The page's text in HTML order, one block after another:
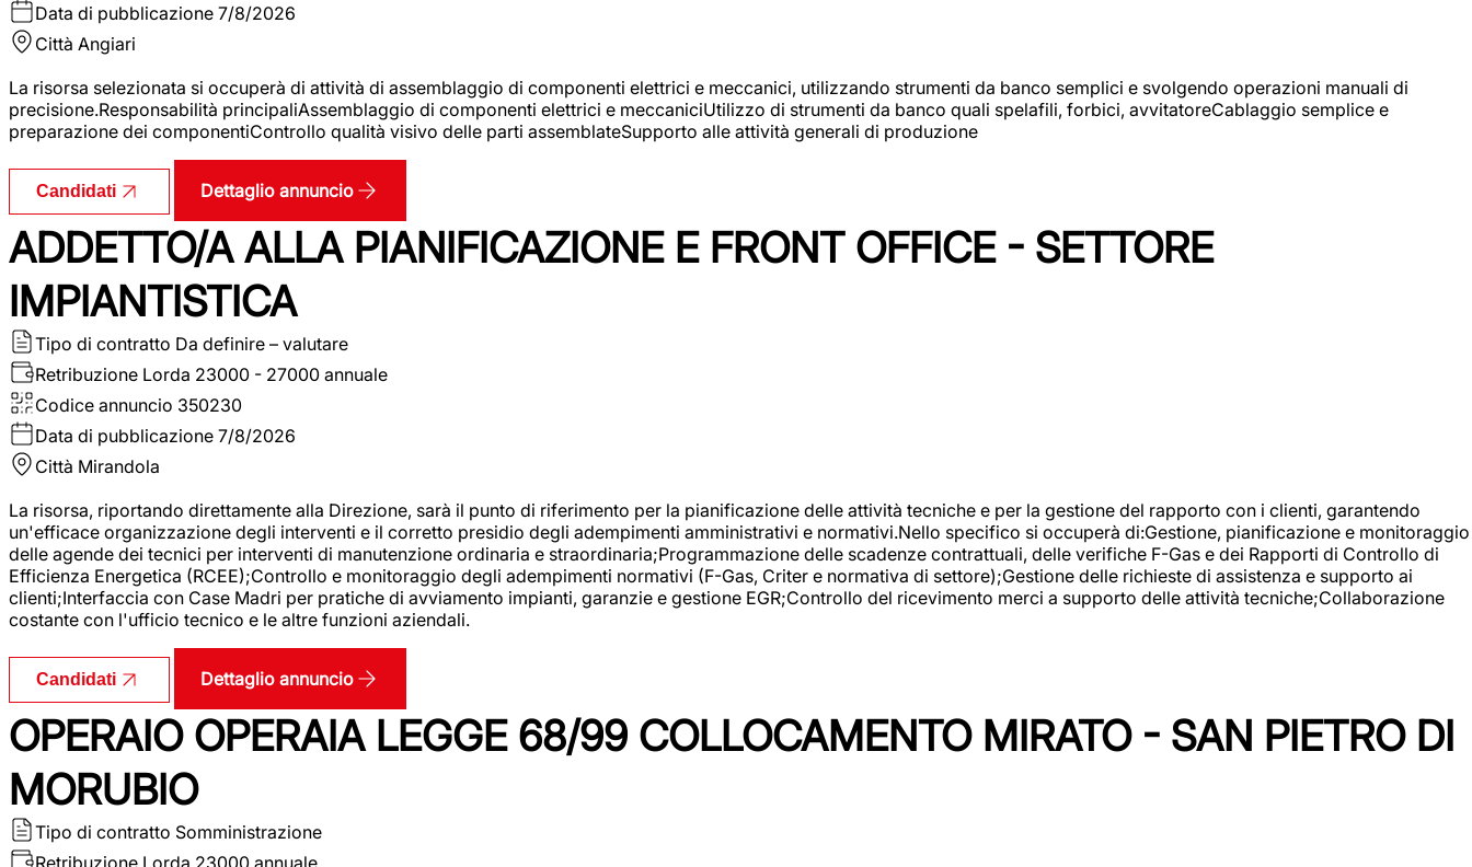
Data di pubblicazione 7/8/2026
Città Angiari
La risorsa selezionata si occuperà di attività di assemblaggio di componenti elettrici e meccanici, utilizzando strumenti da banco semplici e svolgendo operazioni manuali di
precisione.Responsabilità principaliAssemblaggio di componenti elettrici e meccaniciUtilizzo di strumenti da banco quali spelafili, forbici, avvitatoreCablaggio semplice e
preparazione dei componentiControllo qualità visivo delle parti assemblateSupporto alle attività generali di produzione
Candidati Dettaglio annuncio
ADDETTO/A ALLA PIANIFICAZIONE E FRONT OFFICE - SETTORE
IMPIANTISTICA
Tipo di contratto Da definire – valutare
Retribuzione Lorda 23000 - 27000 annuale
Codice annuncio 350230
Data di pubblicazione 7/8/2026
Città Mirandola
La risorsa, riportando direttamente alla Direzione, sarà il punto di riferimento per la pianificazione delle attività tecniche e per la gestione del rapporto con i clienti, garantendo
un'efficace organizzazione degli interventi e il corretto presidio degli adempimenti amministrativi e normativi.Nello specifico si occuperà di:Gestione, pianificazione e monitoraggio
delle agende dei tecnici per interventi di manutenzione ordinaria e straordinaria;Programmazione delle scadenze contrattuali, delle verifiche F-Gas e dei Rapporti di Controllo di
Efficienza Energetica (RCEE);Controllo e monitoraggio degli adempimenti normativi (F-Gas, Criter e normativa di settore);Gestione delle richieste di assistenza e supporto ai
clienti;Interfaccia con Case Madri per pratiche di avviamento impianti, garanzie e gestione EGR;Controllo del ricevimento merci a supporto delle attività tecniche;Collaborazione
costante con l'ufficio tecnico e le altre funzioni aziendali.
Candidati Dettaglio annuncio
OPERAIO OPERAIA LEGGE 68/99 COLLOCAMENTO MIRATO - SAN PIETRO DI
MORUBIO
Tipo di contratto Somministrazione
Retribuzione Lorda 23000 annuale